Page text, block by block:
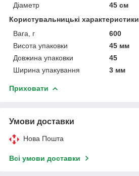
Діаметр
45 см
Користувальницькі характеристики
Вага, г
600
Висота упаковки
45 мм
Довжина упаковки
45
Ширина упакування
3 мм
Приховати
Умови доставки
Нова Пошта
Всі умови доставки